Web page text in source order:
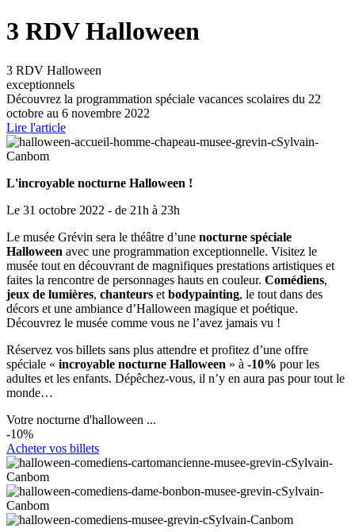
3 RDV Halloween
3 RDV Halloween
exceptionnels
Découvrez la programmation spéciale vacances scolaires du 22
octobre au 6 novembre 2022
Lire l'article
L'incroyable nocturne Halloween !
Le 31 octobre 2022 - de 21h à 23h
Le musée Grévin sera le théâtre d’une nocturne spéciale
Halloween avec une programmation exceptionnelle. Visitez le
musée tout en découvrant de magnifiques prestations artistiques et
faites la rencontre de personnages hauts en couleur. Comédiens,
jeux de lumières, chanteurs et bodypainting, le tout dans des
décors et une ambiance d’Halloween magique et poétique.
Découvrez le musée comme vous ne l’avez jamais vu !
Réservez vos billets sans plus attendre et profitez d’une offre
spéciale « incroyable nocturne Halloween » à -10% pour les
adultes et les enfants. Dépêchez-vous, il n’y en aura pas pour tout le
monde…
Votre nocturne d'halloween ...
-10%
Acheter vos billets